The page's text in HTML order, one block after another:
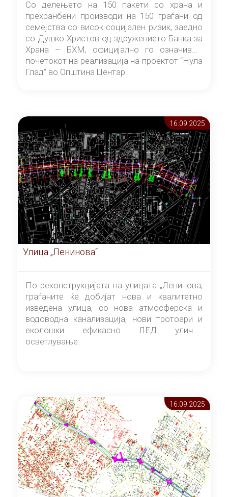
Со делењето на 150 пакети со храна и
прехранбени производи на 150 граѓани од
семејства со висок социјален ризик, заедно
со Душко Христов од здружението Банка за
Храна – БХМ, официјално го означивме
почетокот на реализација на проектот “Нула
Глад“ во Општина Центар
16.09 2025
Улица „Ленинова“
По реконструкцијата на улицата „Ленинова,
граѓаните ќе добијат нова и квалитетно
изведена улица, со нова атмосферска и
водоводна канализација, нови тротоари и
еколошки ефикасно ЛЕД улично
осветлување.
16.09 2025